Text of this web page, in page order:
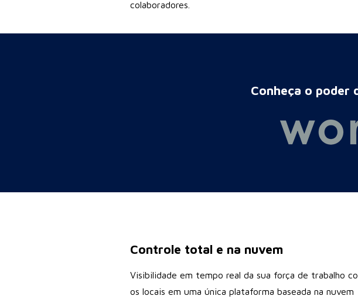
colaboradores.
Conheça o poder
Controle total e na nuvem
Visibilidade em tempo real da sua força de trabalho
os locais em uma única plataforma baseada na nuvem